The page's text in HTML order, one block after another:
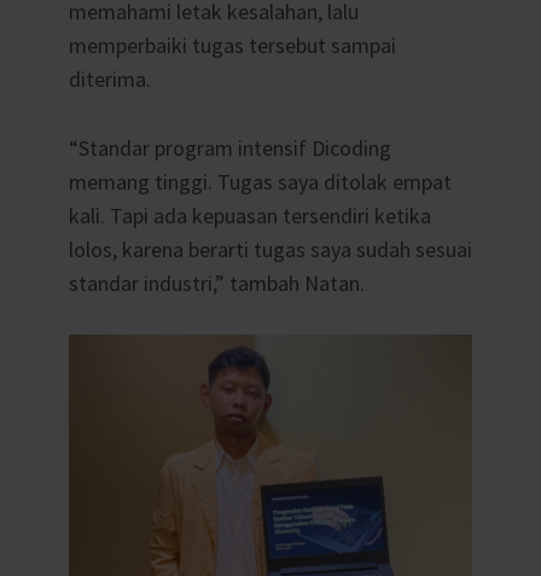
memahami letak kesalahan, lalu
memperbaiki tugas tersebut sampai
diterima.
“Standar program intensif Dicoding
memang tinggi. Tugas saya ditolak empat
kali. Tapi ada kepuasan tersendiri ketika
lolos, karena berarti tugas saya sudah sesuai
standar industri,” tambah Natan.